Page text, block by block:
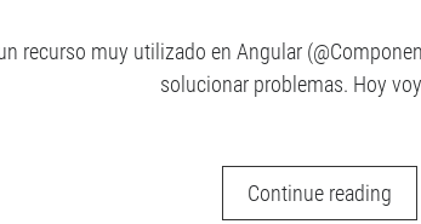
recurso muy utilizado en Angular
solucionar problemas. Hoy voy
Continue reading